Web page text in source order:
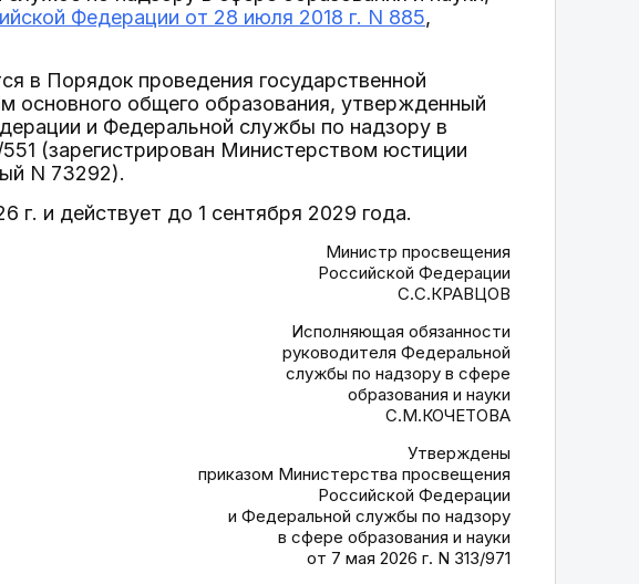
Федерации от 28 июля 2018 г. N 885,
в Порядок проведения государственной
основного общего образования, утвержденный
и Федеральной службы по надзору в
(зарегистрирован Министерством юстиции
N 73292).
г. и действует до 1 сентября 2029 года.
Министр просвещения
Российской Федерации
С.С.КРАВЦОВ
Исполняющая обязанности
руководителя Федеральной
службы по надзору в сфере
образования и науки
С.М.КОЧЕТОВА
Утверждены
приказом Министерства просвещения
Российской Федерации
и Федеральной службы по надзору
в сфере образования и науки
от 7 мая 2026 г. N 313/971